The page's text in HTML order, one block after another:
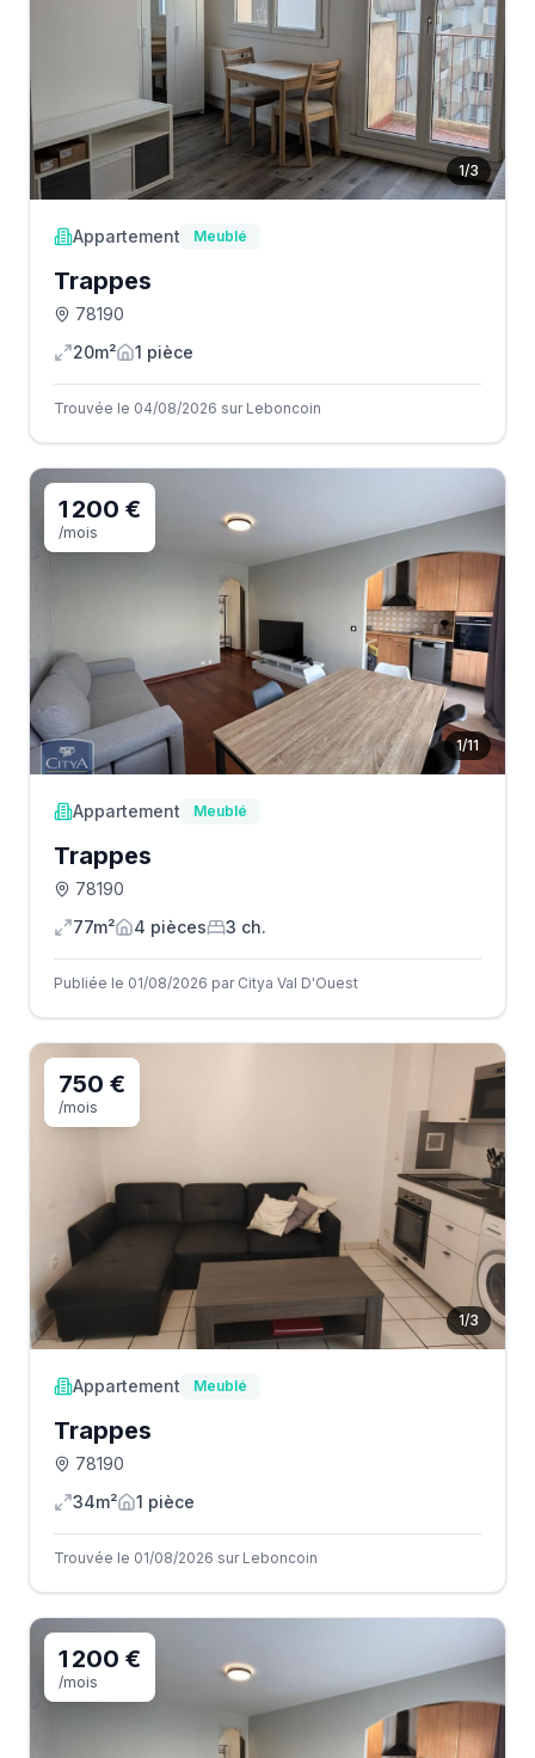
1/3
Appartement Meublé
Trappes
78190
20m²
1 pièce
Trouvée le 04/08/2026 sur Leboncoin
1/11
1 200 €
/mois
Appartement Meublé
Trappes
78190
77m²
4 pièces 3 ch.
Publiée le 01/08/2026 par Citya Val D'Ouest
1/3
750 €
/mois
Appartement Meublé
Trappes
78190
34m²
1 pièce
Trouvée le 01/08/2026 sur Leboncoin
1 200 €
/mois